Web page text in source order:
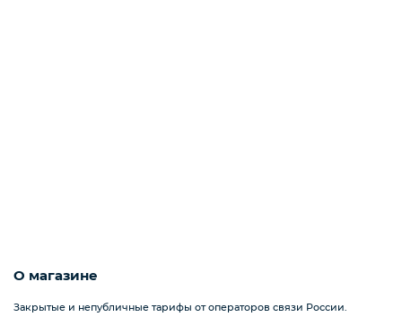
О магазине
Закрытые и непубличные тарифы от операторов связи России.